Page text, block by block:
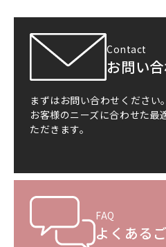
Contact
お問い
まずはお問い合わせください。
お客様のニーズに合わせた最
ただきます。
FAQ
よくある